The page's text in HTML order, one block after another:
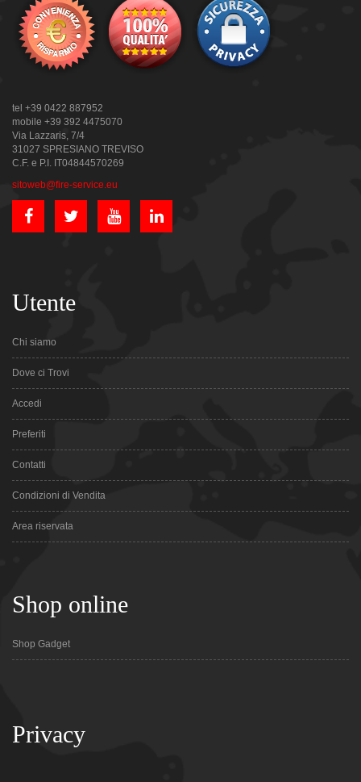
tel +39 0422 887952
mobile +39 392 4475070
Via Lazzaris, 7/4
31027 SPRESIANO TREVISO
C.F. e P.I. IT04844570269
sitoweb@fire-service.eu
Utente
Chi siamo
Dove ci Trovi
Accedi
Preferiti
Contatti
Condizioni di Vendita
Area riservata
Shop online
Shop Gadget
Privacy